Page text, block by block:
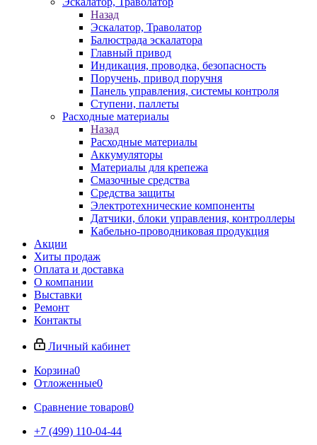
Назад
Эскалатор, Траволатор
Балюстрада эскалатора
Главный привод
Индикация, проводка, безопасность
Поручень, привод поручня
Панель управления, системы контроля
Ступени, паллеты
Расходные материалы
Назад
Расходные материалы
Аккумуляторы
Материалы для крепежа
Смазочные средства
Средства защиты
Электротехнические компоненты
Датчики, блоки управления, контроллеры
Кабельно-проводниковая продукция
Акции
Хиты продаж
Оплата и доставка
О компании
Выставки
Ремонт
Контакты
Личный кабинет
Корзина0
Отложенные0
Сравнение товаров0
+7 (499) 110-04-44